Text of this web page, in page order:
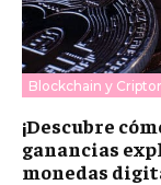
Blockchain y
¡Descubre
ganancias
monedas